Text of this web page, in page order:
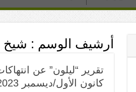
أرشيف الوسم : شيخ
تقرير “ليلون” عن
كانون الأول/ديسمبر 2023